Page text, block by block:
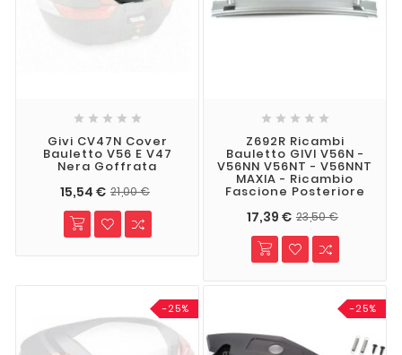
    
Givi CV47N Cover
Bauletto V56 E V47
Nera Goffrata
15,54 € 21,00 €
    
Z692R Ricambi
Bauletto GIVI V56N -
V56NN V56NT - V56NNT
MAXIA - Ricambio
Fascione Posteriore
17,39 € 23,50 €
-25% -25%